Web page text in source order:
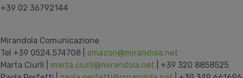
+39 02 36792144
Mirandola Comunicazione
Tel +39 0524.574708 | amazon@mirandola.net
Marta Ciurli | marta.ciurli@mirandola.net | +39 320 8858525